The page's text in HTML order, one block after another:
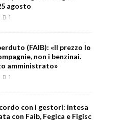
agosto
1
(FAIB): «Il prezzo lo
non i benzinai.
amministrato»
1
con i gestori: intesa
con Faib, Fegica e Figisc